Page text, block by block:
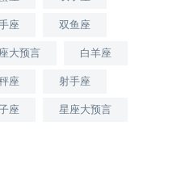
座 双鱼座
大预言 白羊座
座 射手座
座 星座大预言